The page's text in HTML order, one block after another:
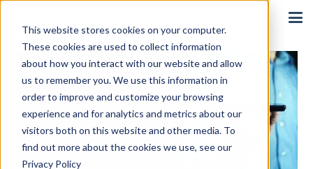
This website stores cookies on your computer.
These cookies are used to collect information
about how you interact with our website and allow
us to remember you. We use this information in
order to improve and customize your browsing
experience and for analytics and metrics about our
visitors both on this website and other media. To
find out more about the cookies we use, see our
Privacy Policy